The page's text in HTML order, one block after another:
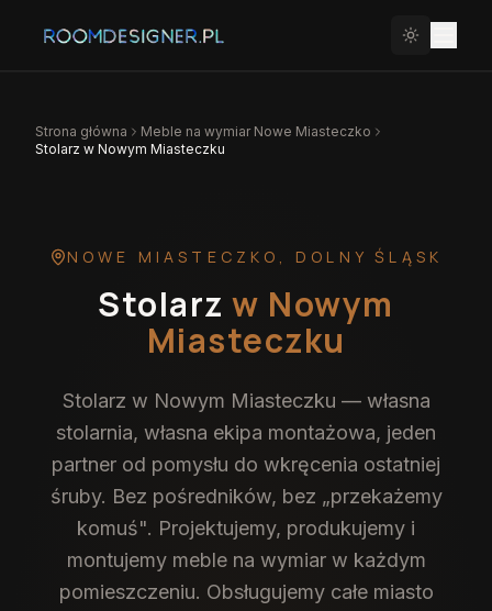
Strona główna Meble na wymiar Nowe Miasteczko
Stolarz w Nowym Miasteczku
NOWE MIASTECZKO , DOLNY ŚLĄSK
Stolarz w Nowym
Miasteczku
Stolarz w Nowym Miasteczku — własna
stolarnia, własna ekipa montażowa, jeden
partner od pomysłu do wkręcenia ostatniej
śruby. Bez pośredników, bez „przekażemy
komuś". Projektujemy, produkujemy i
montujemy meble na wymiar w każdym
pomieszczeniu. Obsługujemy całe miasto